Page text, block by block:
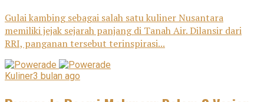
Gulai kambing sebagai salah satu kuliner Nusantara
memiliki jejak sejarah panjang di Tanah Air. Dilansir dari
RRI, panganan tersebut terinspirasi...
Kuliner3 bulan ago